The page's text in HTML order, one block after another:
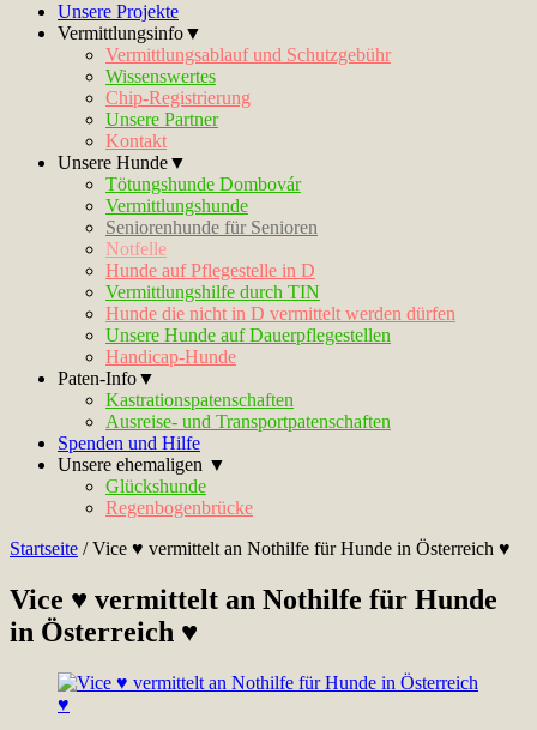
Unsere Projekte
Vermittlungsinfo▼
Vermittlungsablauf und Schutzgebühr
Wissenswertes
Chip-Registrierung
Unsere Partner
Kontakt
Unsere Hunde▼
Tötungshunde Dombovár
Vermittlungshunde
Seniorenhunde für Senioren
Notfelle
Hunde auf Pflegestelle in D
Vermittlungshilfe durch TIN
Hunde die nicht in D vermittelt werden dürfen
Unsere Hunde auf Dauerpflegestellen
Handicap-Hunde
Paten-Info▼
Kastrationspatenschaften
Ausreise- und Transportpatenschaften
Spenden und Hilfe
Unsere ehemaligen ▼
Glückshunde
Regenbogenbrücke
Startseite /Vice ♥ vermittelt an Nothilfe für Hunde in Österreich ♥
Vice ♥ vermittelt an Nothilfe für Hunde
in Österreich ♥